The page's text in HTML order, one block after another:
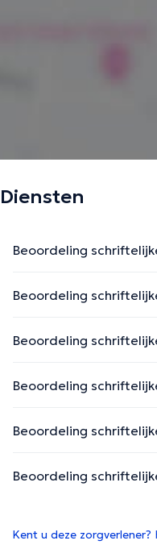
Diensten
Beoordeling
Beoordeling
Beoordeling
Beoordeling
Beoordeling
Beoordeling
Kent u deze